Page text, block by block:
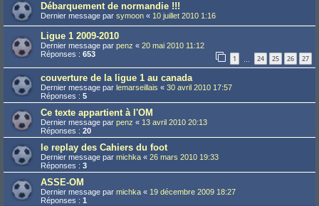
Débarquement de normandie !!!
Dernier message par symoon « 10 juillet 2010 1:16
Ligue 1 2009-2010
Dernier message par penz « 20 mai 2010 11:12
Réponses : 653 1 24 25 26 27
couverture de la ligue 1 au canada
Dernier message par lemarseillais « 30 avril 2010 17:57
Réponses : 5
Ce texte appartient à l'OM
Dernier message par penz « 13 avril 2010 20:13
Réponses : 20
le replay des Cahiers du foot
Dernier message par michka « 26 mars 2010 19:33
Réponses : 3
ASSE-OM
Dernier message par michka « 19 décembre 2009 18:27
Réponses : 1